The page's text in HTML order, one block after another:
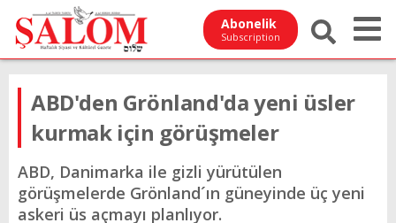
Abonelik
Subscription
ABD'den Grönland'da yeni üsler
kurmak için görüşmeler
ABD, Danimarka ile gizli yürütülen
görüşmelerde Grönland´ın güneyinde üç yeni
askeri üs açmayı planlıyor.